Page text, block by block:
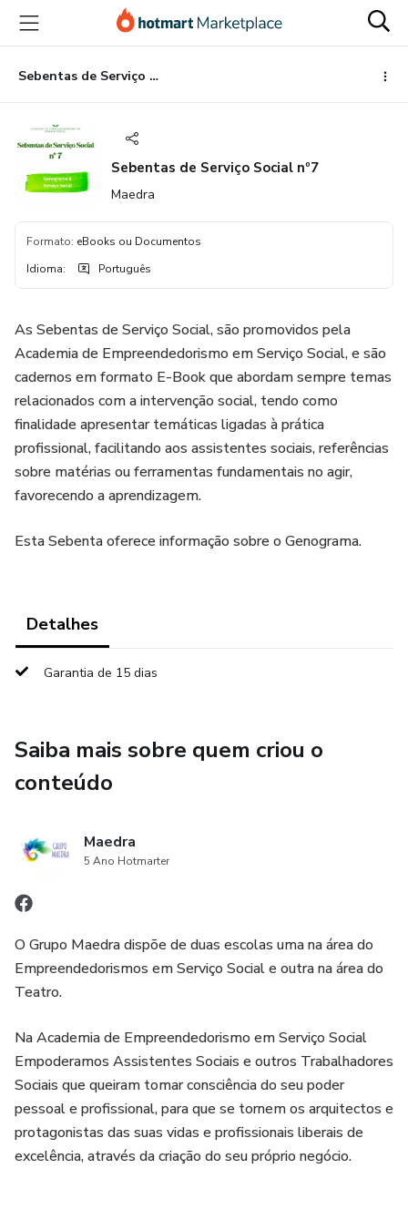
para
conteúdo
principal
para
pagamento
para
rodapé
Sebentas de Serviço Social nº7
Sebentas de Serviço Social nº7
Maedra
Formato: eBooks ou Documentos
Idioma: Português
As Sebentas de Serviço Social, são promovidos pela
Academia de Empreendedorismo em Serviço Social, e são
cadernos em formato E-Book que abordam sempre temas
relacionados com a intervenção social, tendo como
finalidade apresentar temáticas ligadas à prática
profissional, facilitando aos assistentes sociais, referências
sobre matérias ou ferramentas fundamentais no agir,
favorecendo a aprendizagem.
Esta Sebenta oferece informação sobre o Genograma.
Detalhes
Garantia de 15 dias
Saiba mais sobre quem criou o
conteúdo
Maedra
5 Ano Hotmarter
O Grupo Maedra dispõe de duas escolas uma na área do
Empreendedorismos em Serviço Social e outra na área do
Teatro.
Na Academia de Empreendedorismo em Serviço Social
Empoderamos Assistentes Sociais e outros Trabalhadores
Sociais que queiram tomar consciência do seu poder
pessoal e profissional, para que se tornem os arquitectos e
protagonistas das suas vidas e profissionais liberais de
excelência, através da criação do seu próprio negócio.